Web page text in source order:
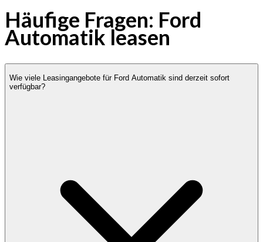
Häufige Fragen: Ford
Automatik leasen
Wie viele Leasingangebote für Ford Automatik sind derzeit sofort
verfügbar?